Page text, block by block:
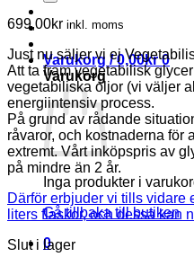
Varukorg /0,00kr 0
Varukorg
Inga produkter i
Gå tillbaka till butiken
0
699,00kr inkl. moms
Just nu säljer vi ej
Att ta fram vegetabilisk
vegetabiliska oljor (vi väljer
energiintensiv process.
På grund av rådande
råvaror, och kostnaderna för
extremt. Vårt inköpspris av
på mindre än 2 år.
Därför erbjuder vi tills vidare
liters flaskor, och dessa kan
Slut i lager